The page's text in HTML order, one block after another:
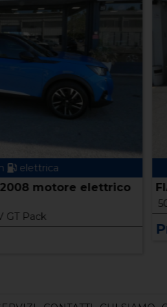
elettrica
Berlina 42 kWh Icon
€